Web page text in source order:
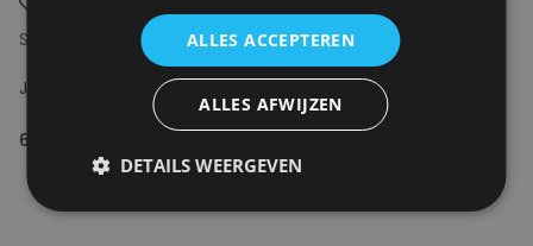
SLOWTIDE
JOPLIN TOWEL
60.00€
SLOWTIDE
GINNY TOWEL
ALLES ACCEPTEREN
ALLES AFWIJZEN
DETAILS WEERGEVEN